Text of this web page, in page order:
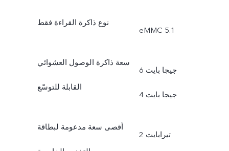
نوع ذاكرة القراءة فقط
eMMC 5.1
سعة ذاكرة الوصول العشوائي
القابلة للتوسّع
6 جيجا بايت
4 جيجا بايت
أقصى سعة مدعومة لبطاقة
2 تيرابايت